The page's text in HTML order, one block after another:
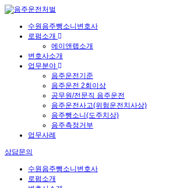
수원음주뺑소니변호사
로펌소개
에이앤랩소개
변호사소개
업무분야
음주운전기준
음주운전 2회이상
공무원/전문직 음주운전
음주운전사고(위험운전치사상)
음주뺑소니(도주치상)
음주측정거부
업무사례
상담문의
수원음주뺑소니변호사
로펌소개